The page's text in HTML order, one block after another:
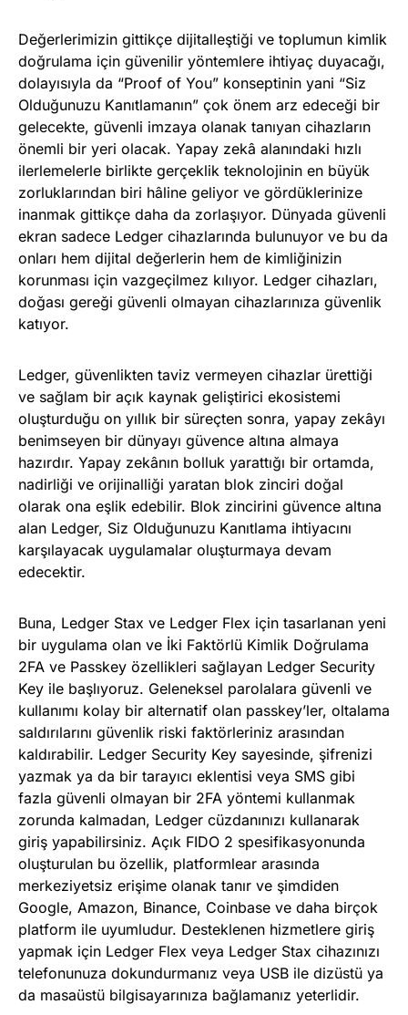
Değerlerimizin gittikçe dijitalleştiği ve toplumun kimlik
doğrulama için güvenilir yöntemlere ihtiyaç duyacağı,
dolayısıyla da “Proof of You” konseptinin yani “Siz
Olduğunuzu Kanıtlamanın” çok önem arz edeceği bir
gelecekte, güvenli imzaya olanak tanıyan cihazların
önemli bir yeri olacak. Yapay zekâ alanındaki hızlı
ilerlemelerle birlikte gerçeklik teknolojinin en büyük
zorluklarından biri hâline geliyor ve gördüklerinize
inanmak gittikçe daha da zorlaşıyor. Dünyada güvenli
ekran sadece Ledger cihazlarında bulunuyor ve bu da
onları hem dijital değerlerin hem de kimliğinizin
korunması için vazgeçilmez kılıyor. Ledger cihazları,
doğası gereği güvenli olmayan cihazlarınıza güvenlik
katıyor.
Ledger, güvenlikten taviz vermeyen cihazlar ürettiği
ve sağlam bir açık kaynak geliştirici ekosistemi
oluşturduğu on yıllık bir süreçten sonra, yapay zekâyı
benimseyen bir dünyayı güvence altına almaya
hazırdır. Yapay zekânın bolluk yarattığı bir ortamda,
nadirliği ve orijinalliği yaratan blok zinciri doğal
olarak ona eşlik edebilir. Blok zincirini güvence altına
alan Ledger, Siz Olduğunuzu Kanıtlama ihtiyacını
karşılayacak uygulamalar oluşturmaya devam
edecektir.
Buna, Ledger Stax ve Ledger Flex için tasarlanan yeni
bir uygulama olan ve İki Faktörlü Kimlik Doğrulama
2FA ve Passkey özellikleri sağlayan Ledger Security
Key ile başlıyoruz. Geleneksel parolalara güvenli ve
kullanımı kolay bir alternatif olan passkey’ler, oltalama
saldırılarını güvenlik riski faktörleriniz arasından
kaldırabilir. Ledger Security Key sayesinde, şifrenizi
yazmak ya da bir tarayıcı eklentisi veya SMS gibi
fazla güvenli olmayan bir 2FA yöntemi kullanmak
zorunda kalmadan, Ledger cüzdanınızı kullanarak
giriş yapabilirsiniz. Açık FIDO 2 spesifikasyonunda
oluşturulan bu özellik, platformlear arasında
merkeziyetsiz erişime olanak tanır ve şimdiden
Google, Amazon, Binance, Coinbase ve daha birçok
platform ile uyumludur. Desteklenen hizmetlere giriş
yapmak için Ledger Flex veya Ledger Stax cihazınızı
telefonunuza dokundurmanız veya USB ile dizüstü ya
da masaüstü bilgisayarınıza bağlamanız yeterlidir.